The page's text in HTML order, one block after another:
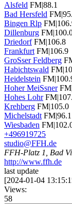
Alsfeld FM|88.1
Bad Hersfeld
Bingen Rlp
Dillenburg
Driedorf FM|106.8
Frankfurt FM|106.9
GroSser Feldberg
Habichtswald
Heidelstein
Hoher MeiSsner
Hohes Lohr
Krehberg FM|105.0
Michelstadt FM|96.1
Wiesbaden
+496919725
studio@FFH.de
FFH-Platz 1, Bad
http://www.ffh.de
last update
[2024-01-04
Views:
58